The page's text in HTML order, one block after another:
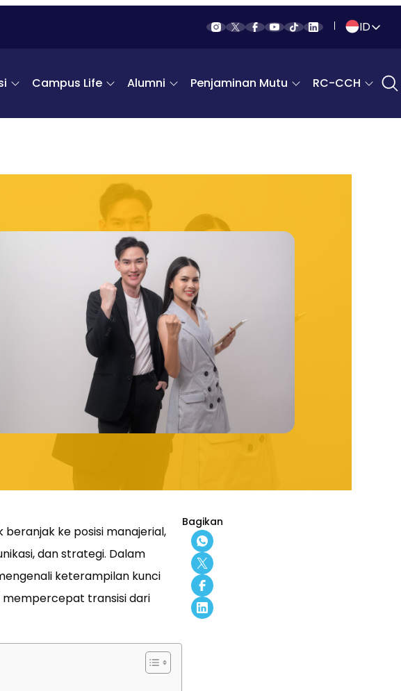
ID
Campus Life Alumni Penjaminan Mutu RC-CCH
ke posisi manajerial,
dan strategi. Dalam
keterampilan kunci
transisi dari
Bagikan